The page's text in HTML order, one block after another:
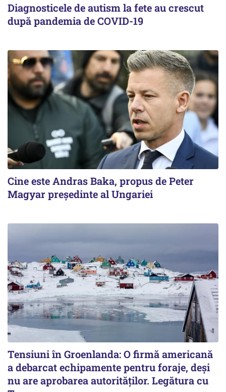
Diagnosticele de autism la fete au crescut
după pandemia de COVID-19
Cine este Andras Baka, propus de Peter
Magyar președinte al Ungariei
Tensiuni în Groenlanda: O firmă americană
a debarcat echipamente pentru foraje, deși
nu are aprobarea autorităților. Legătura cu